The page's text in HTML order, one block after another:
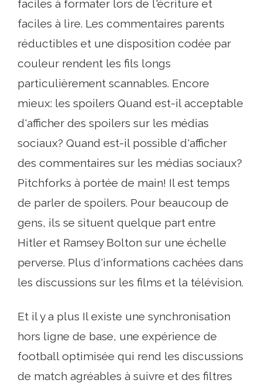
faciles à formater lors de l'écriture et
faciles à lire. Les commentaires parents
réductibles et une disposition codée par
couleur rendent les fils longs
particulièrement scannables. Encore
mieux: les spoilers Quand est-il acceptable
d'afficher des spoilers sur les médias
sociaux? Quand est-il possible d'afficher
des commentaires sur les médias sociaux?
Pitchforks à portée de main! Il est temps
de parler de spoilers. Pour beaucoup de
gens, ils se situent quelque part entre
Hitler et Ramsey Bolton sur une échelle
perverse. Plus d'informations cachées dans
les discussions sur les films et la télévision.
Et il y a plus Il existe une synchronisation
hors ligne de base, une expérience de
football optimisée qui rend les discussions
de match agréables à suivre et des filtres